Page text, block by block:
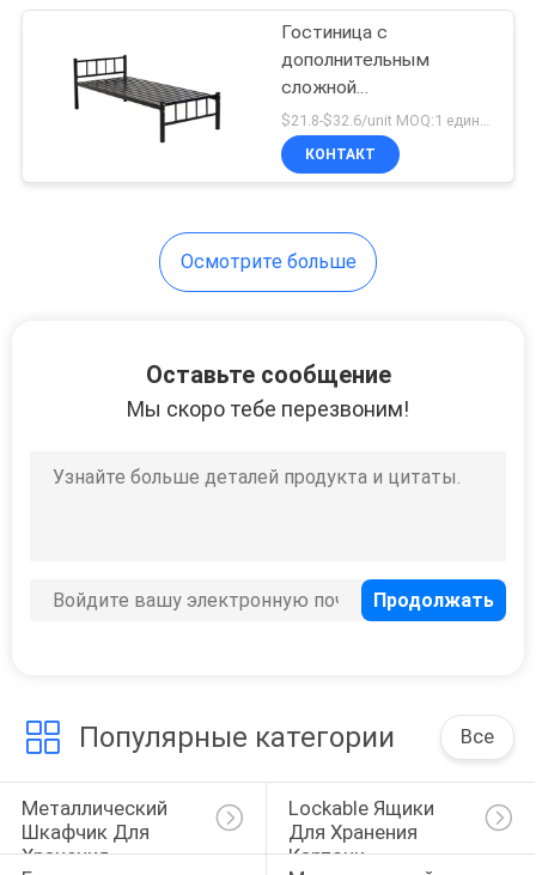
Школьный стол с
Сейфный шкаф
включение в
набор отложенных
изменений
15
Гостиница с
дополнительным
сложной
металлической кровать
электростатического
порошкового покрытия
КОНТАКТ
Осмотрите больше
Оставьте сообщение
Мы скоро тебе перезвоним!
Популярные категории Все
Металлический
Шкафчик Для
Хранения
Lockable Ящики
Для Хранения
Карточк